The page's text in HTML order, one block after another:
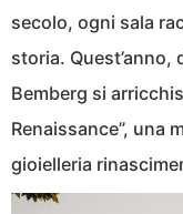
secolo, ogni sala
storia. Quest’anno,
Bemberg si
Renaissance”, una
gioielleria